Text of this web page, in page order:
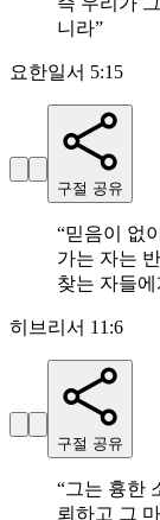
니라”
요한일서 5:15
구절 공유
“믿음이 없
가는 자는
찾는 자들
히브리서 11:6
구절 공유
“그는 흉한
뢰하고 그